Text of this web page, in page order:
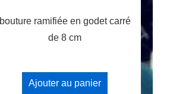
bouture ramifiée en godet carré
de 8 cm
Ajouter au panier